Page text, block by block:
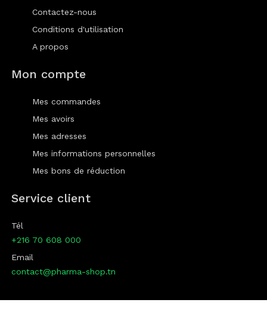
Contactez-nous
Conditions d'utilisation
A propos
Mon compte
Mes commandes
Mes avoirs
Mes adresses
Mes informations personnelles
Mes bons de réduction
Service client
Tél
+216 70 608 000
Email
contact@pharma-shop.tn